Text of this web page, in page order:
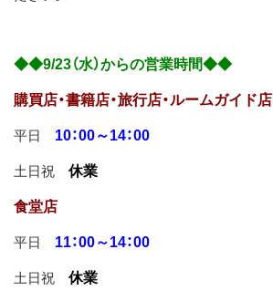
◆◆9/23（水）からの営業時間◆◆
購買店・書籍店・旅行店・ルームガイド店
平日 10：00～14：00
土日祝 休業
食堂店
平日 11：00～14：00
土日祝 休業